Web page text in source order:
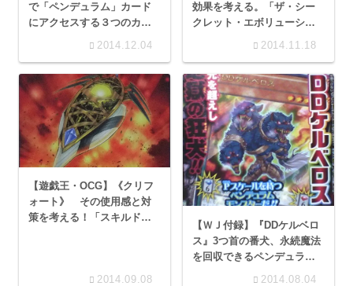
で「ペンデュラム」カード
にアクセスする３つのカー
ドで悩むの巻！【ドラゴン
2014.12.04
効果を考える。「ザ・シー
クレット・エボリューショ
2014.11.18
【遊戯王・OCG】《クリフ
ォート》 その使用感と対
策を考える！「スキルドレ
2014.09.08
【ＷＪ付録】『DDケルベロ
ス』3つ首の番犬、永続魔法
を回収できるペンデュラム
2014.08.04